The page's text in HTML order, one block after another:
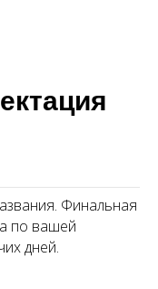
Финальная
по вашей
дней.